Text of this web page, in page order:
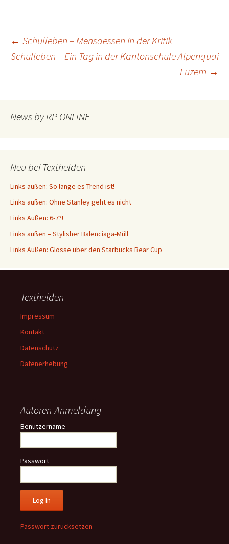
Beitragsnavigation
← Schulleben – Mensaessen in der Kritik
Schulleben – Ein Tag in der Kantonschule Alpenquai
Luzern →
News by RP ONLINE
Neu bei Texthelden
Links außen: So lange es Trend ist!
Links außen: Ohne Stanley geht es nicht
Links Außen: 6-7?!
Links außen – Stylisher Balenciaga-Müll
Links Außen: Glosse über den Starbucks Bear Cup
Texthelden
Impressum
Kontakt
Datenschutz
Datenerhebung
Autoren-Anmeldung
Benutzername
Passwort
Passwort zurücksetzen